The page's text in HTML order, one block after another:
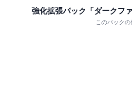
強化拡張パック「ダークフ
このパック